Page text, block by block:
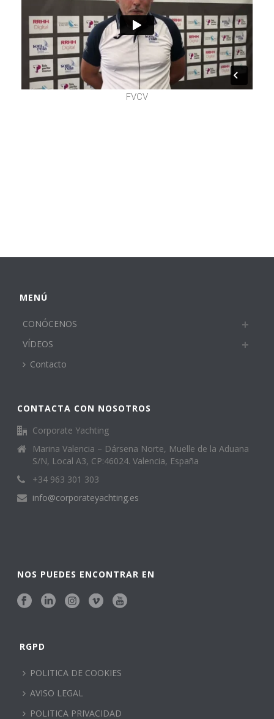
FVCV
MENÚ
CONÓCENOS
VÍDEOS
Contacto
CONTACTA CON NOSOTROS
Corporate Yachting
Marina Valencia – Dársena Norte, Muelle de la Aduana
S/N, Local A3, CP:46024. Valencia, España
+34 963 301 303
info@corporateyachting.es
NOS PUEDES ENCONTRAR EN
RGPD
POLITICA DE COOKIES
AVISO LEGAL
POLITICA PRIVACIDAD